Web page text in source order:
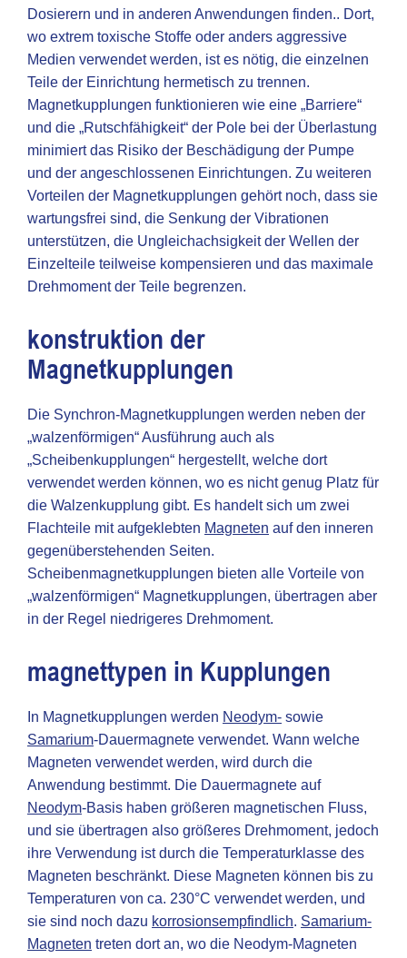
Dosierern und in anderen Anwendungen finden.. Dort,
wo extrem toxische Stoffe oder anders aggressive
Medien verwendet werden, ist es nötig, die einzelnen
Teile der Einrichtung hermetisch zu trennen.
Magnetkupplungen funktionieren wie eine „Barriere“
und die „Rutschfähigkeit“ der Pole bei der Überlastung
minimiert das Risiko der Beschädigung der Pumpe
und der angeschlossenen Einrichtungen. Zu weiteren
Vorteilen der Magnetkupplungen gehört noch, dass sie
wartungsfrei sind, die Senkung der Vibrationen
unterstützen, die Ungleichachsigkeit der Wellen der
Einzelteile teilweise kompensieren und das maximale
Drehmoment der Teile begrenzen.
konstruktion der
Magnetkupplungen
Die Synchron-Magnetkupplungen werden neben der
„walzenförmigen“ Ausführung auch als
„Scheibenkupplungen“ hergestellt, welche dort
verwendet werden können, wo es nicht genug Platz für
die Walzenkupplung gibt. Es handelt sich um zwei
Flachteile mit aufgeklebten Magneten auf den inneren
gegenüberstehenden Seiten.
Scheibenmagnetkupplungen bieten alle Vorteile von
„walzenförmigen“ Magnetkupplungen, übertragen aber
in der Regel niedrigeres Drehmoment.
magnettypen in Kupplungen
In Magnetkupplungen werden Neodym- sowie
Samarium-Dauermagnete verwendet. Wann welche
Magneten verwendet werden, wird durch die
Anwendung bestimmt. Die Dauermagnete auf
Neodym-Basis haben größeren magnetischen Fluss,
und sie übertragen also größeres Drehmoment, jedoch
ihre Verwendung ist durch die Temperaturklasse des
Magneten beschränkt. Diese Magneten können bis zu
Temperaturen von ca. 230°C verwendet werden, und
sie sind noch dazu korrosionsempfindlich. Samarium-
Magneten treten dort an, wo die Neodym-Magneten